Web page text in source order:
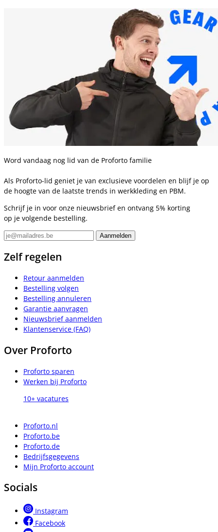
Word vandaag nog lid van de Proforto familie
Als Proforto-lid geniet je van exclusieve voordelen en blijf je op
de hoogte van de laatste trends in werkkleding en PBM.
Schrijf je in voor onze nieuwsbrief en ontvang 5% korting
op je volgende bestelling.
Zelf regelen
Retour aanmelden
Bestelling volgen
Bestelling annuleren
Garantie aanvragen
Nieuwsbrief aanmelden
Klantenservice (FAQ)
Over Proforto
Proforto sparen
Werken bij Proforto
10+ vacatures
Proforto.nl
Proforto.be
Proforto.de
Bedrijfsgegevens
Mijn Proforto account
Socials
Instagram
Facebook